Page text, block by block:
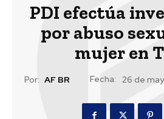
PDI efectúa
por abuso
mujer en
Por: AF BR Fecha: 26 de